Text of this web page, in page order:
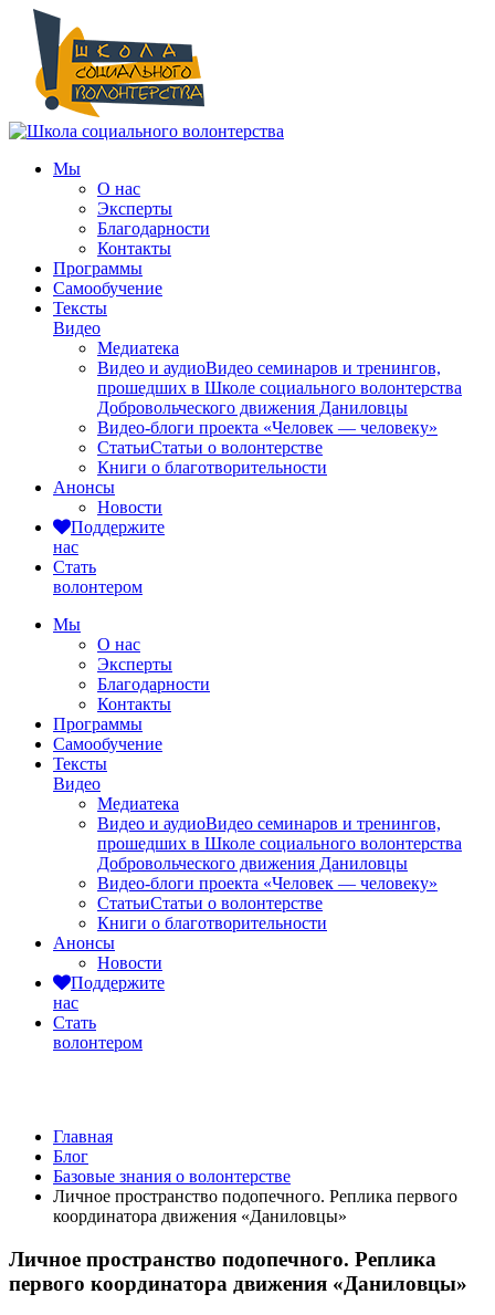
Мы
О нас
Эксперты
Благодарности
Контакты
Программы
Самообучение
Тексты
Видео
Медиатека
Видео и аудиоВидео семинаров и тренингов,
прошедших в Школе социального волонтерства
Добровольческого движения Даниловцы
Видео-блоги проекта «Человек — человеку»
СтатьиСтатьи о волонтерстве
Книги о благотворительности
Анонсы
Новости
Поддержите
нас
Стать
волонтером
Мы
О нас
Эксперты
Благодарности
Контакты
Программы
Самообучение
Тексты
Видео
Медиатека
Видео и аудиоВидео семинаров и тренингов,
прошедших в Школе социального волонтерства
Добровольческого движения Даниловцы
Видео-блоги проекта «Человек — человеку»
СтатьиСтатьи о волонтерстве
Книги о благотворительности
Анонсы
Новости
Поддержите
нас
Стать
волонтером
Главная
Блог
Базовые знания о волонтерстве
Личное пространство подопечного. Реплика первого
координатора движения «Даниловцы»
Личное пространство подопечного. Реплика
первого координатора движения «Даниловцы»